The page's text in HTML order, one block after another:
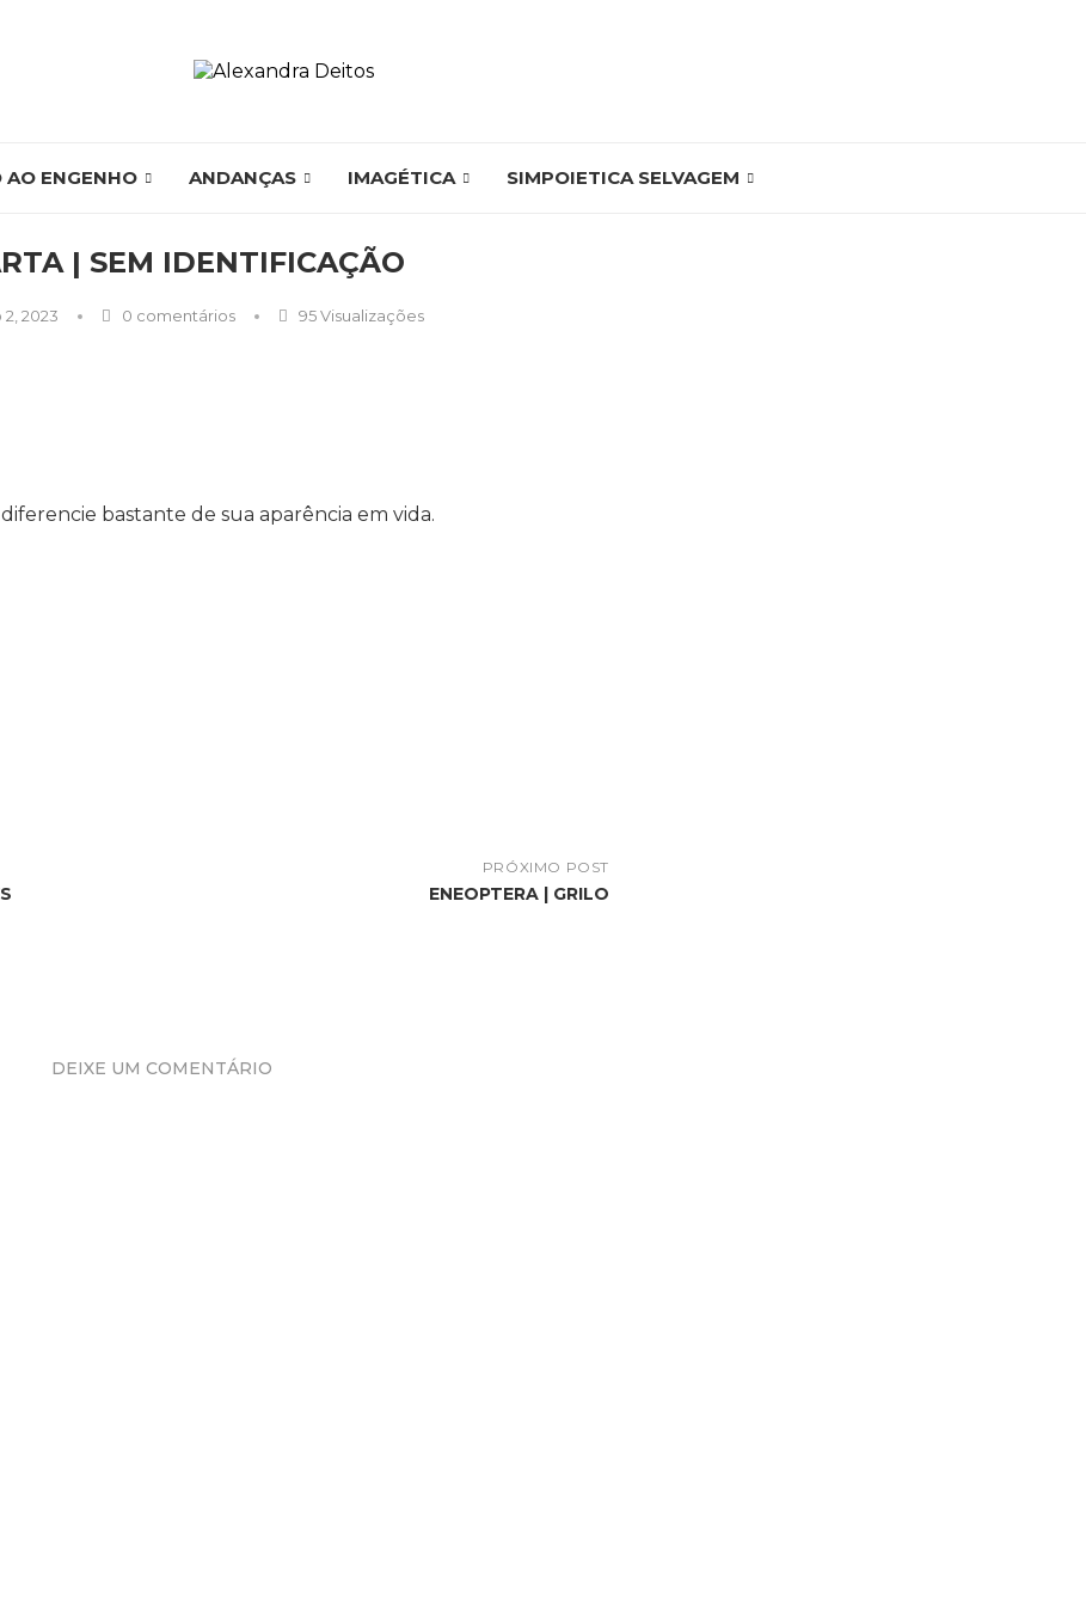
AO ENGENHO ANDANÇAS IMAGÉTICA SIMPOIETICA SELVAGEM
| SEM IDENTIFICAÇÃO
2023 0 comentários 95Visualizações
bastante de sua aparência em vida.
PRÓXIMO POST
ENEOPTERA | GRILO
DEIXE UM COMENTÁRIO